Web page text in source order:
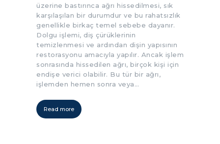
üzerine bastırınca ağrı hissedilmesi, sık
karşılaşılan bir durumdur ve bu rahatsızlık
genellikle birkaç temel sebebe dayanır.
Dolgu işlemi, diş çürüklerinin
temizlenmesi ve ardından dişin yapısının
restorasyonu amacıyla yapılır. Ancak işlem
sonrasında hissedilen ağrı, birçok kişi için
endişe verici olabilir. Bu tür bir ağrı,
işlemden hemen sonra veya…
Read more